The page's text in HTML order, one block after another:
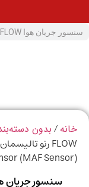
/بدون دسته‌بندی/
Sensor (MAF